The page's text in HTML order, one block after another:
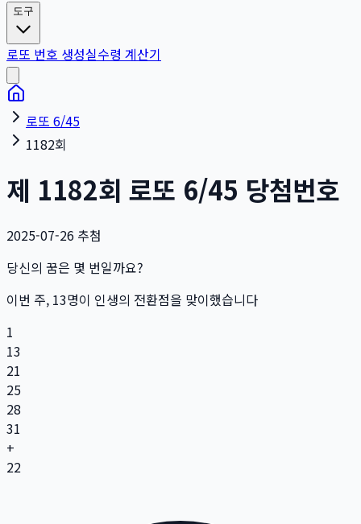
도구
로또 번호 생성실수령 계산기
로또 6/45
1182회
제 1182회 로또 6/45 당첨번호
2025-07-26 추첨
당신의 꿈은 몇 번일까요?
이번 주, 13명이 인생의 전환점을 맞이했습니다
1
13
21
25
28
31
+
22